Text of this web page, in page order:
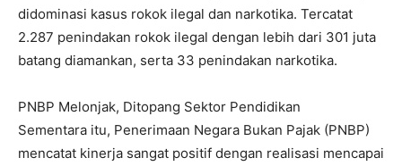
didominasi kasus rokok ilegal dan narkotika. Tercatat
2.287 penindakan rokok ilegal dengan lebih dari 301 juta
batang diamankan, serta 33 penindakan narkotika.
PNBP Melonjak, Ditopang Sektor Pendidikan
Sementara itu, Penerimaan Negara Bukan Pajak (PNBP)
mencatat kinerja sangat positif dengan realisasi mencapai